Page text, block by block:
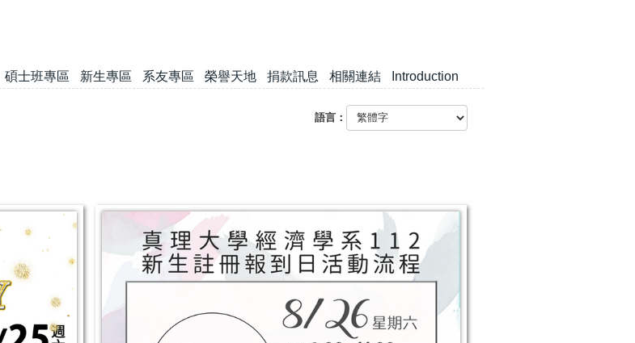
碩士班專區 新生專區 系友專區 榮譽天地 捐款訊息 相關連結 Introduction
語言：